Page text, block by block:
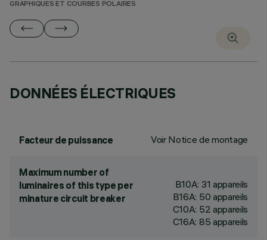
GRAPHIQUES ET COURBES POLAIRES
DONNÉES ÉLECTRIQUES
Facteur de puissance Voir Notice de montage
Maximum number of
luminaires of this type per
minature circuit breaker
B10A: 31 appareils
B16A: 50 appareils
C10A: 52 appareils
C16A: 85 appareils